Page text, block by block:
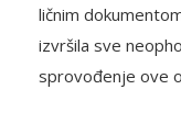
ličnim
izvršila sve
sprovođenje ove